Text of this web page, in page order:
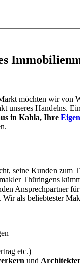
möchten wir
Handelns.
in Kahla, Ihre
seine Kunden zum
Thüringens
Ansprechpartner
als beliebtester
etc.)
und